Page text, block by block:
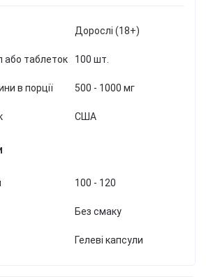
Дорослі (18+)
або таблеток 100 шт.
в порції 500 - 1000 мг
США
100 - 120
Без смаку
Гелеві капсули